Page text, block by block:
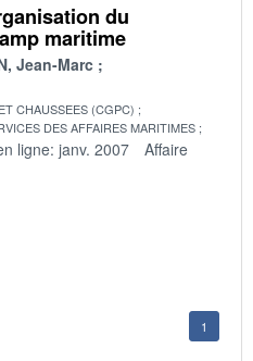
du
maritime
Jean-Marc
CHAUSSEES (CGPC)
DES AFFAIRES MARITIMES
ligne: janv. 2007
Affaire
1